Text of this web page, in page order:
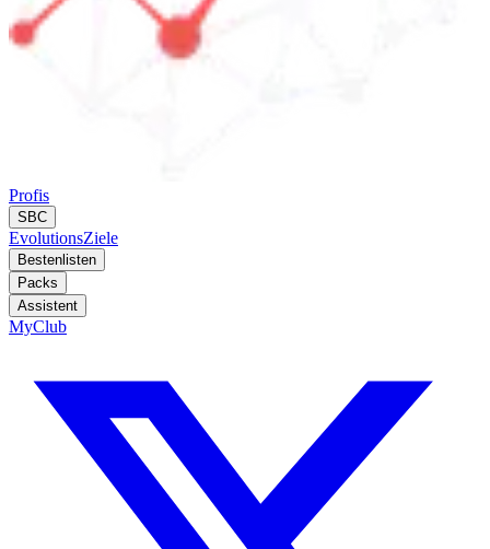
Profis
SBC
EvolutionsZiele
Bestenlisten
Packs
Assistent
MyClub